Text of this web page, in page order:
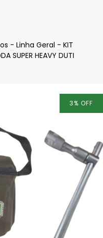
- Linha Geral - KIT
SUPER HEAVY DUTI
3% OFF